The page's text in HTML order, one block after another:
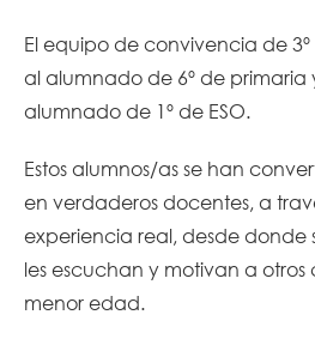
El equipo de convivencia de
al alumnado de 6º de primaria
alumnado de 1º de ESO.
Estos alumnos/as se han
en verdaderos docentes, a
experiencia real, desde donde
les escuchan y motivan a
menor edad.